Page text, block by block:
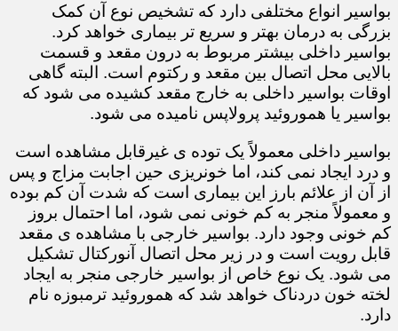
بواسیر انواع مختلفی دارد که تشخیص نوع آن کمک
بزرگی به درمان بهتر و سریع تر بیماری خواهد کرد.
بواسیر داخلی بیشتر مربوط به درون مقعد و قسمت
بالایی محل اتصال بین مقعد و رکتوم است. البته گاهی
اوقات بواسیر داخلی به خارج مقعد کشیده می شود که
بواسیر یا هموروئید پرولاپس نامیده می شود.
بواسیر داخلی معمولاً یک توده ی غیرقابل مشاهده است
و درد ایجاد نمی کند، اما خونریزی حین اجابت مزاج و پس
از آن از علائم بارز این بیماری است که شدت آن کم بوده
و معمولاً منجر به کم خونی نمی شود، اما احتمال بروز
کم خونی وجود دارد. بواسیر خارجی با مشاهده ی مقعد
قابل رویت است و در زیر محل اتصال آنورکتال تشکیل
می شود. یک نوع خاص از بواسیر خارجی منجر به ایجاد
لخته خون دردناک خواهد شد که هموروئید ترمبوزه نام
دارد.